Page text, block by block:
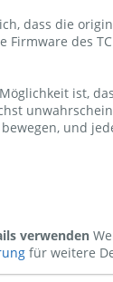
dass die
Firmware des
ist,
und
verwenden
für weitere